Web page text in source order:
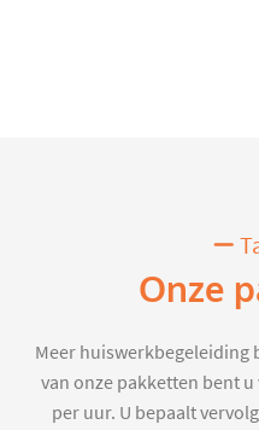
Onze
Meer huiswerkbegeleiding
van onze pakketten bent
per uur. U bepaalt